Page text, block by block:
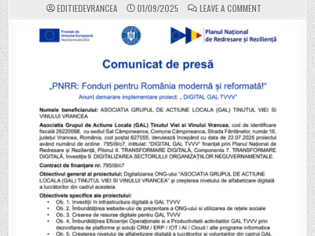
EDITIEDEVRANCEA 01/09/2025 LEAVE A COMMENT
ANUNȚ
IMPLEMENTARE
PROIECT: